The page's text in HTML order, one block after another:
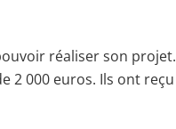
réaliser son
000 euros. Ils ont